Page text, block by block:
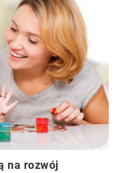
na rozwój